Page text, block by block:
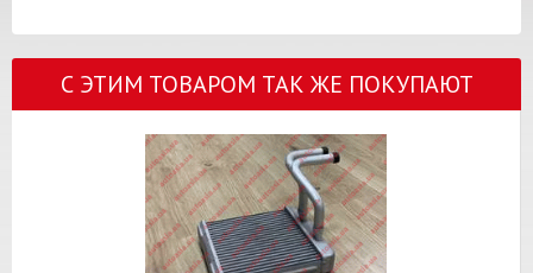
С ЭТИМ ТОВАРОМ ТАК ЖЕ ПОКУПАЮТ